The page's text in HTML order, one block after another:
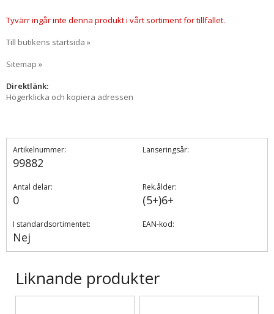
Tyvärr ingår inte denna produkt i vårt sortiment för tillfället.
Till butikens startsida »
Sitemap »
Direktlänk:
Högerklicka och kopiera adressen
Artikelnummer:
99882
Lanseringsår:
Antal delar:
0
Rek.ålder:
(5+)6+
I standardsortimentet:
Nej
EAN-kod:
Liknande produkter